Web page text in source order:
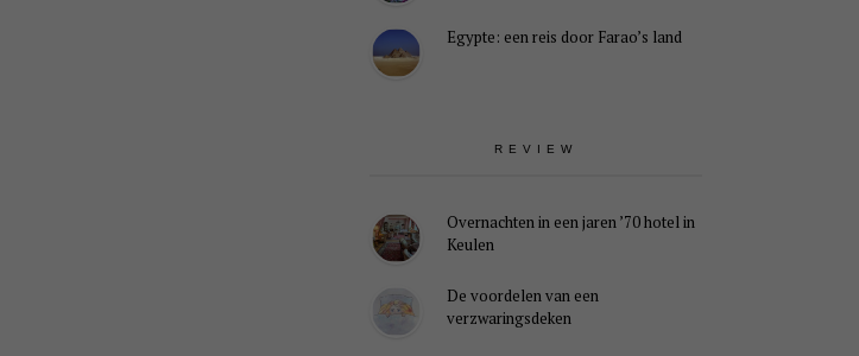
Egypte: een reis door Farao’s land
REVIEW
Overnachten in een jaren ’70 hotel in
Keulen
De voordelen van een
verzwaringsdeken